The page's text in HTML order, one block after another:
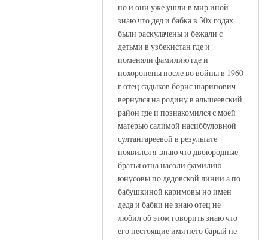
но и они уже ушли в мир иной
знаю что дед и бабка в 30х годах
были раскулачены и бежали с
детьми в узбекистан где и
поменяли фамилию где и
похоронены после во войны в 1960
г отец садыков борис шарипович
вернулся на родину в альшеевский
район где и познакомился с моей
матерью салимой насиббуловной
султангареевой в результате
появился я .знаю что двоюродные
братья отца насоли фамилию
юнусовы по дедовской линии а по
бабушкиной каримовы но имен
деда и бабки не знаю отец не
любил об этом говорить знаю что
его нестоящие имя нето барый не